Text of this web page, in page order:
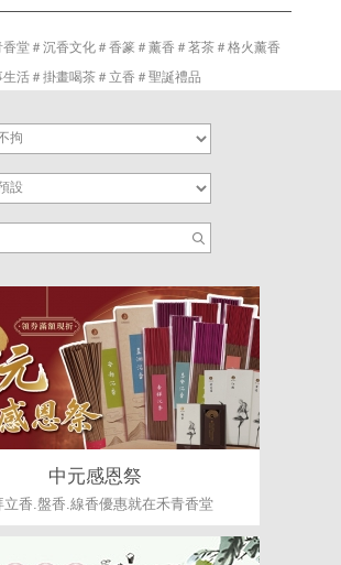
香堂＃ 沉香文化＃ 香篆 ＃ 薰香 ＃ 茗茶＃ 格火薰香
生活＃ 掛畫喝茶＃ 立香 ＃ 聖誕禮品
中元感恩祭
立香.盤香.線香優惠就在禾青香堂